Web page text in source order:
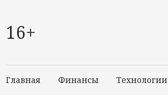
16+
Главная Финансы Технологии